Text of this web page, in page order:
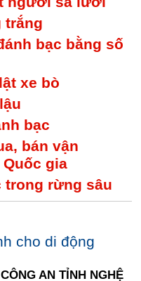
trắng
bạc bằng số
xe bò
bạc
bán vận
gia
trong rừng sâu
cho di động
AN TỈNH NGHỆ